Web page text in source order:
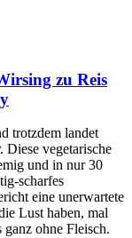
zu Reis
trotzdem landet
Diese vegetarische
und in nur 30
scharfes
eine unerwartete
Lust haben, mal
ganz ohne Fleisch.